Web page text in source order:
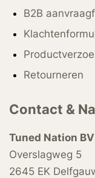
B2B
Retourneren
Contact &
Tuned Nation BV
Overslagweg 5
2645 EK